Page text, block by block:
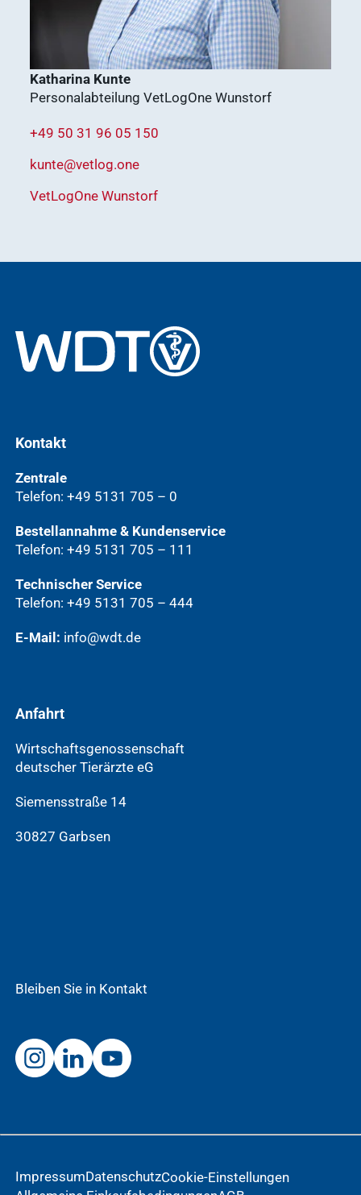
Katharina Kunte
Personalabteilung VetLogOne Wunstorf
+49 50 31 96 05 150
kunte@vetlog.one
VetLogOne Wunstorf
Kontakt
Zentrale
Telefon: +49 5131 705 – 0
Bestellannahme & Kundenservice
Telefon: +49 5131 705 – 111
Technischer Service
Telefon: +49 5131 705 – 444
E-Mail: info@wdt.de
Anfahrt
Wirtschaftsgenossenschaft
deutscher Tierärzte eG
Siemensstraße 14
30827 Garbsen
Bleiben Sie in Kontakt
ImpressumDatenschutzCookie-Einstellungen